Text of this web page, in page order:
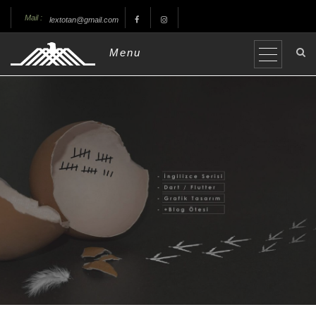
Mail : lextotan@gmail.com
Menu